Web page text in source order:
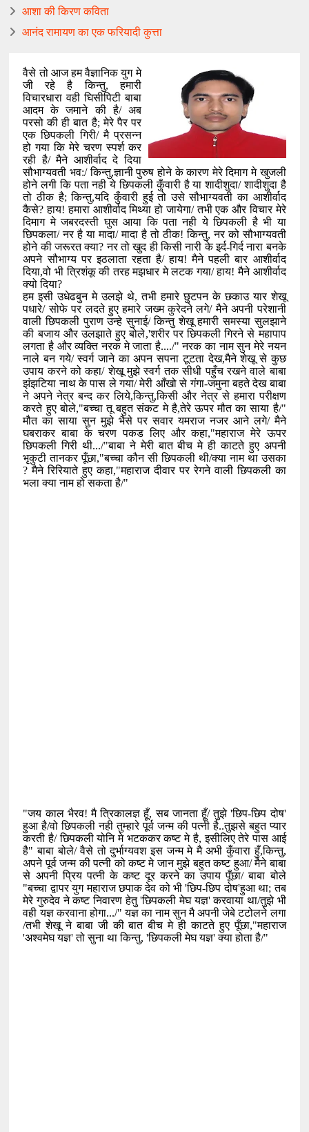
आशा की किरण कविता
आनंद रामायण का एक फरियादी कुत्ता
वैसे तो आज हम वैज्ञानिक युग मे
जी रहे है किन्तु,
हमारी
विचारधारा वही घिसीपिटी बाबा
आदम के जमाने की है/ अब
परसो की ही बात है; मेरे पैर पर
एक छिपकली गिरी/ मै प्रसन्न
हो गया कि मेरे चरण स्पर्श कर
रही है/ मैने आशीर्वाद दे दिया
सौभाग्यवती भव:/ किन्तु,ज्ञानी पुरुष होने के कारण मेरे दिमाग मे खुजली
होने लगी कि पता नही ये छिपकली कुँवारी है या शादीशुदा/ शादीशुदा है
तो ठीक है; किन्तु,यदि कुँवारी हुई तो उसे सौभाग्यवती का आशीर्वाद
कैसे? हाय! हमारा आशीर्वाद मिथ्या हो जायेगा/ तभी एक और विचार मेरे
दिमाग मे जबरदस्ती घुस आया कि पता नही ये छिपकली है भी या
छिपकला/ नर है या मादा/ मादा है तो ठीक! किन्तु, नर को सौभाग्यवती
होने की जरूरत क्या? नर तो खुद ही किसी नारी के इर्द-गिर्द नारा बनके
अपने सौभाग्य पर इठलाता रहता है/ हाय! मैने पहली बार आशीर्वाद
दिया,वो भी त्रिशंकू की तरह मझधार मे लटक गया/ हाय! मैने आशीर्वाद
क्यो दिया?
हम इसी उधेढबुन मे उलझे थे, तभी हमारे छुटपन के छकाउ यार शेखू
पधारे/ सोफे पर लदते हुए हमारे जख्म कुरेदने लगे/ मैने अपनी परेशानी
वाली छिपकली पुराण उन्हे सुनाई/ किन्तु शेखू हमारी समस्या सुलझाने
की बजाय और उलझाते हुए बोले,'शरीर पर छिपकली गिरने से महापाप
लगता है और व्यक्ति नरक मे जाता है..../" नरक का नाम सुन मेरे नयन
नाले बन गये/ स्वर्ग जाने का अपन सपना टूटता देख,मैने शेखू से कुछ
उपाय करने को कहा/ शेखू मुझे स्वर्ग तक सीधी पहुँच रखने वाले बाबा
झंझटिया नाथ के पास ले गया/ मेरी आँखो से गंगा-जमुना बहते देख बाबा
ने अपने नेत्र बन्द कर लिये,किन्तु,किसी और नेत्र से हमारा परीक्षण
करते हुए बोले,"बच्चा तू बहुत संकट मे है,तेरे ऊपर मौत का साया है/"
मौत का साया सुन मुझे भैसे पर सवार यमराज नजर आने लगे/ मैने
घबराकर बाबा के चरण पकड लिए और कहा,"महाराज मेरे ऊपर
छिपकली गिरी थी.../"बाबा ने मेरी बात बीच मे ही काटते हुए अपनी
भृकुटी तानकर पूँछा,"बच्चा कौन सी छिपकली थी/क्या नाम था उसका
? मैने रिरियाते हुए कहा,"महाराज दीवार पर रेगने वाली छिपकली का
भला क्या नाम हो सकता है/"
"जय काल भैरव! मै त्रिकालज्ञ हूँ, सब जानता हूँ/ तुझे 'छिप-छिप दोष'
हुआ है/वो छिपकली नही तुम्हारे पूर्व जन्म की पत्नी है..तुझसे बहुत प्यार
करती है/ छिपकली योनि मे भटककर कष्ट मे है, इसीलिए तेरे पास आई
है" बाबा बोले/ वैसे तो दुर्भाग्यवश इस जन्म मे मै अभी कुँवारा हुँ,किन्तु,
अपने पूर्व जन्म की पत्नी को कष्ट मे जान मुझे बहुत कष्ट हुआ/ मैने बाबा
से अपनी प्रिय पत्नी के कष्ट दूर करने का उपाय पूँछा/ बाबा बोले
"बच्चा द्वापर युग महाराज छपाक देव को भी 'छिप-छिप दोष'हुआ था; तब
मेरे गुरुदेव ने कष्ट निवारण हेतु 'छिपकली मेघ यज्ञ' करवाया था/तुझे भी
वही यज्ञ करवाना होगा.../" यज्ञ का नाम सुन मै अपनी जेबे टटोलने लगा
/तभी शेखू ने बाबा जी की बात बीच मे ही काटते हुए पूँछा,"महाराज
'अश्वमेघ यज्ञ' तो सुना था किन्तु, 'छिपकली मेघ यज्ञ' क्या होता है/"